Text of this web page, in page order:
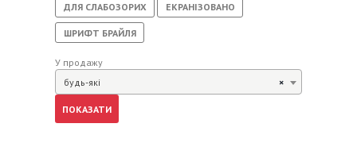
ДЛЯ СЛАБОЗОРИХ ЕКРАНІЗОВАНО
ШРИФТ БРАЙЛЯ
У продажу
×
будь-які